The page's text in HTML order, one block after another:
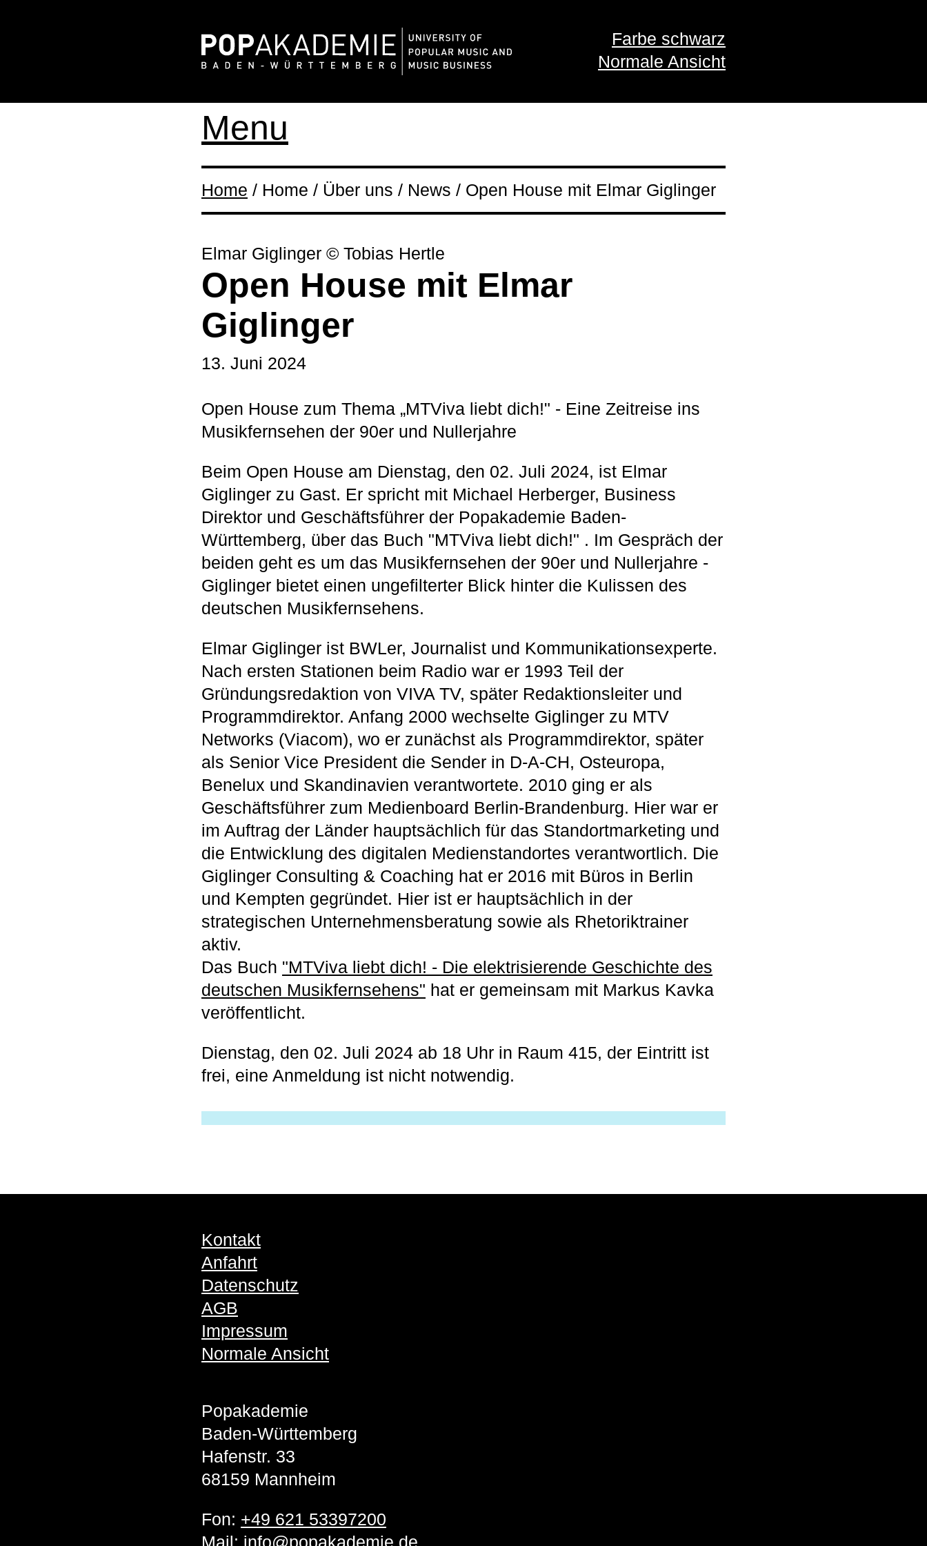
Farbe schwarz
Normale Ansicht
Menu
Home / Home / Über uns / News / Open House mit Elmar Giglinger
Elmar Giglinger © Tobias Hertle
Open House mit Elmar
Giglinger
13. Juni 2024
Open House zum Thema „MTViva liebt dich!" - Eine Zeitreise ins
Musikfernsehen der 90er und Nullerjahre
Beim Open House am Dienstag, den 02. Juli 2024, ist Elmar
Giglinger zu Gast. Er spricht mit Michael Herberger, Business
Direktor und Geschäftsführer der Popakademie Baden-
Württemberg, über das Buch "MTViva liebt dich!" . Im Gespräch der
beiden geht es um das Musikfernsehen der 90er und Nullerjahre -
Giglinger bietet einen ungefilterter Blick hinter die Kulissen des
deutschen Musikfernsehens.
Elmar Giglinger ist BWLer, Journalist und Kommunikationsexperte.
Nach ersten Stationen beim Radio war er 1993 Teil der
Gründungsredaktion von VIVA TV, später Redaktionsleiter und
Programmdirektor. Anfang 2000 wechselte Giglinger zu MTV
Networks (Viacom), wo er zunächst als Programmdirektor, später
als Senior Vice President die Sender in D-A-CH, Osteuropa,
Benelux und Skandinavien verantwortete. 2010 ging er als
Geschäftsführer zum Medienboard Berlin-Brandenburg. Hier war er
im Auftrag der Länder hauptsächlich für das Standortmarketing und
die Entwicklung des digitalen Medienstandortes verantwortlich. Die
Giglinger Consulting & Coaching hat er 2016 mit Büros in Berlin
und Kempten gegründet. Hier ist er hauptsächlich in der
strategischen Unternehmensberatung sowie als Rhetoriktrainer
aktiv.
Das Buch "MTViva liebt dich! - Die elektrisierende Geschichte des
deutschen Musikfernsehens" hat er gemeinsam mit Markus Kavka
veröffentlicht.
Dienstag, den 02. Juli 2024 ab 18 Uhr in Raum 415, der Eintritt ist
frei, eine Anmeldung ist nicht notwendig.
Kontakt
Anfahrt
Datenschutz
AGB
Impressum
Normale Ansicht
Popakademie
Baden-Württemberg
Hafenstr. 33
68159 Mannheim
Fon: +49 621 53397200
Mail: info@popakademie.de